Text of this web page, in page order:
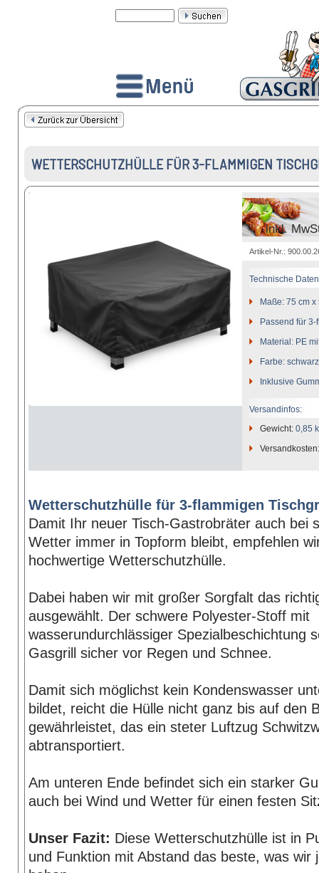
WETTERSCHUTZHÜLLE FÜR 3-FLAMMIGEN
inkl.
Artikel-Nr.:
Technische
Maße: 75 cm
Passend für
Material: PE
Farbe: schwarz
Inklusive
Versandinfos:
Gewicht: 0,85
Wetterschutzhülle für 3-flammigen
Damit Ihr neuer Tisch-Gastrobräter auch bei
Wetter immer in Topform bleibt, empfehlen
hochwertige Wetterschutzhülle.
Dabei haben wir mit großer Sorgfalt das
ausgewählt. Der schwere Polyester-Stoff mit
wasserundurchlässiger Spezialbeschichtung
Gasgrill sicher vor Regen und Schnee.
Damit sich möglichst kein Kondenswasser
bildet, reicht die Hülle nicht ganz bis auf den
gewährleistet, das ein steter Luftzug
abtransportiert.
Am unteren Ende befindet sich ein starker
auch bei Wind und Wetter für einen festen
Unser Fazit: Diese Wetterschutzhülle ist in
und Funktion mit Abstand das beste, was wir